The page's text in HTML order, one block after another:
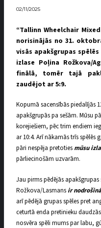
02/11/2025
“Tallinn Wheelchair
norisinājās no 31.
visās apakšgrupas
izlase Poļina Rožkova/
finālā, tomēr tajā
zaudējot ar 5:9.
Kopumā sacensībās piedalījās
apakšgrupās pa sešām. Mūsu
korejiešiem, pēc trim endiem
ar 10:4. Arī nākamās trīs
pāri nespēja pretoties mūsu
pārliecinošām uzvarām.
Jau pirms pēdējās
Rožkova/Lasmans ir
arī pēdējā grupas spēles pret
ceturtā enda pretinieku
nosvēra spēli mums par labu,